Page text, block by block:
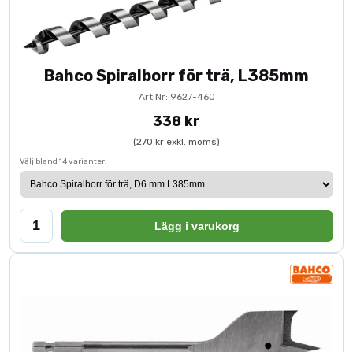
Bahco Spiralborr för trä, L385mm
Art.Nr: 9627-460
338 kr
(270 kr exkl. moms)
Välj bland 14 varianter:
Lägg i varukorg